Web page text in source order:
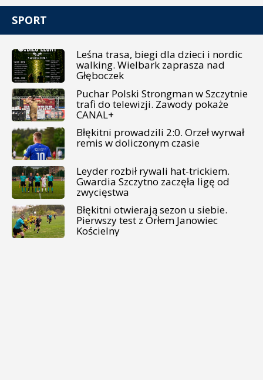
SPORT
Leśna trasa, biegi dla dzieci i nordic
walking. Wielbark zaprasza nad
Głęboczek
Puchar Polski Strongman w Szczytnie
trafi do telewizji. Zawody pokaże
CANAL+
Błękitni prowadzili 2:0. Orzeł wyrwał
remis w doliczonym czasie
Leyder rozbił rywali hat-trickiem.
Gwardia Szczytno zaczęła ligę od
zwycięstwa
Błękitni otwierają sezon u siebie.
Pierwszy test z Orłem Janowiec
Kościelny